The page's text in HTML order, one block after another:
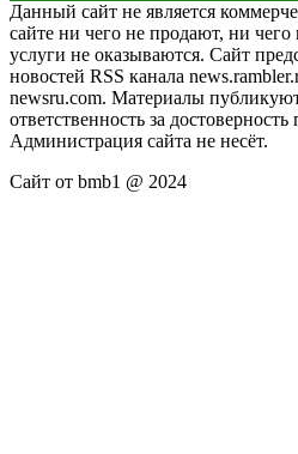
Данный сайт не является
сайте ни чего не продают, ни
услуги не оказываются. Сайт
новостей RSS канала
newsru.com. Материалы
ответственность за
Администрация сайта не несёт.
Сайт от bmb1 @ 2024